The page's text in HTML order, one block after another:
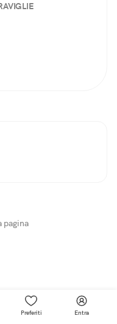
pagina
Preferiti Entra